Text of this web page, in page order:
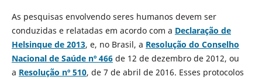
As pesquisas envolvendo seres humanos devem ser
conduzidas e relatadas em acordo com a Declaração de
Helsinque de 2013, e, no Brasil, a Resolução do Conselho
Nacional de Saúde nº 466de 12 de dezembro de 2012, ou
a Resolução nº 510, de 7 de abril de 2016. Esses protocolos